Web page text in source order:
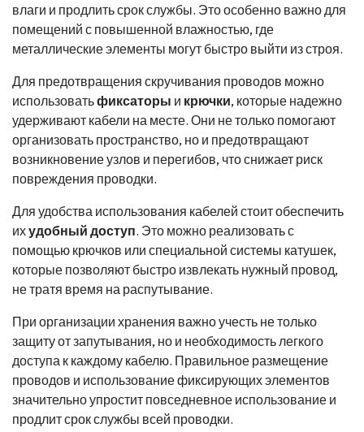
влаги и продлить срок службы. Это особенно важно для
помещений с повышенной влажностью, где
металлические элементы могут быстро выйти из строя.
Для предотвращения скручивания проводов можно
использоватьфиксаторы и крючки, которые надежно
удерживают кабели на месте. Они не только помогают
организовать пространство, но и предотвращают
возникновение узлов и перегибов, что снижает риск
повреждения проводки.
Для удобства использования кабелей стоит обеспечить
ихудобный доступ. Это можно реализовать с
помощью крючков или специальной системы катушек,
которые позволяют быстро извлекать нужный провод,
не тратя время на распутывание.
При организации хранения важно учесть не только
защиту от запутывания, но и необходимость легкого
доступа к каждому кабелю. Правильное размещение
проводов и использование фиксирующих элементов
значительно упростит повседневное использование и
продлит срок службы всей проводки.